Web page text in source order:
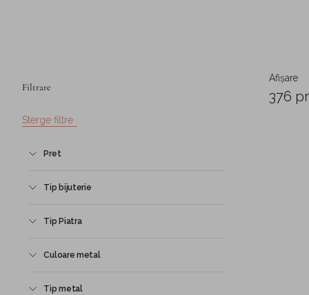
Afișare
376
Filtrare
Sterge filtre
Pret
Tip bijuterie
Tip Piatra
Culoare metal
Tip metal